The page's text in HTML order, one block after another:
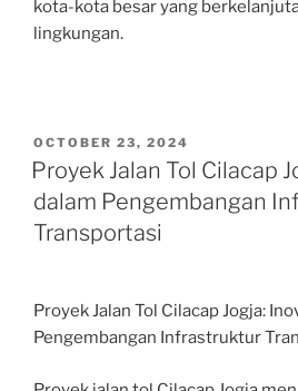
kota-kota besar yang
lingkungan.
POSTED
ON
OCTOBER 23, 2024
Proyek Jalan Tol Cilacap
dalam Pengembangan
Transportasi
Proyek Jalan Tol Cilacap Jogja:
Pengembangan Infrastruktur